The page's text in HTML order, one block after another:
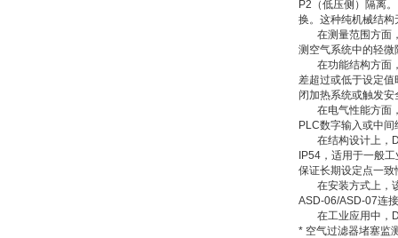
P2（低压侧）隔离
换。这种纯机械结
在测量范围方面，
测空气系统中的轻
在功能结构方面，
差超过或低于设定
闭加热系统或触发
在电气性能方面，
PLC数字输入或中
在结构设计上，
IP54，适用于一般
保证长期设定点一
在安装方式上，该
ASD-06/ASD-07连
在工业应用中，
* 空气过滤器堵塞监